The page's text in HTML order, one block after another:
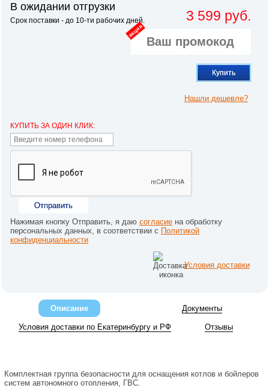
В ожидании отгрузки
Срок поставки - до 10-ти рабочих дней. 3 599 руб.
акция
Купить
Нашли дешевле?
КУПИТЬ ЗА ОДИН КЛИК:
Отправить
Нажимая кнопку Отправить, я даюсогласие на обработку
персональных данных, в соответствии с Политикой
конфиденциальности
Условия доставки
Описание Документы
Условия доставки по Екатеринбургу и РФ Отзывы
Комплектная группа безопасности для оснащения котлов и бойлеров
систем автономного отопления, ГВС.